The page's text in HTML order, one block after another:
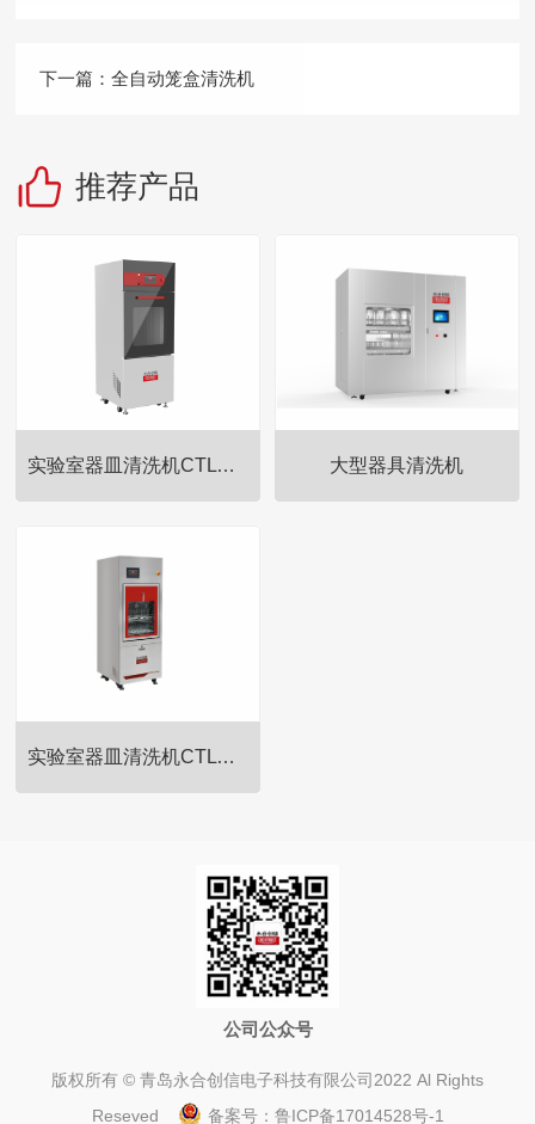
下一篇：全自动笼盒清洗机
推荐产品
实验室器皿清洗机CTLW-280
行业而生，适用于实验动物饲养
饮水瓶的自动清洗、消毒。
大型器具清洗机
实验室器皿清洗机CTLW-320
饮水瓶的自动清洗、消毒。
公司公众号
版权所有 © 青岛永合创信电子科技有限公司2022 Al Rights
Reseved
备案号： 鲁ICP备17014528号-1